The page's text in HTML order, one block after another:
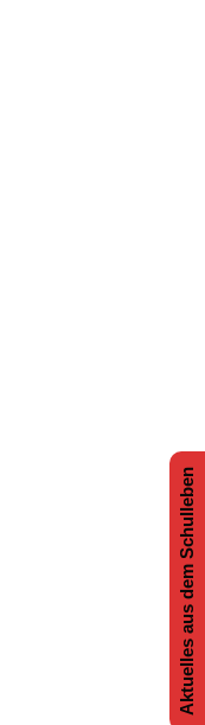
Aktuelles aus dem Schulleben